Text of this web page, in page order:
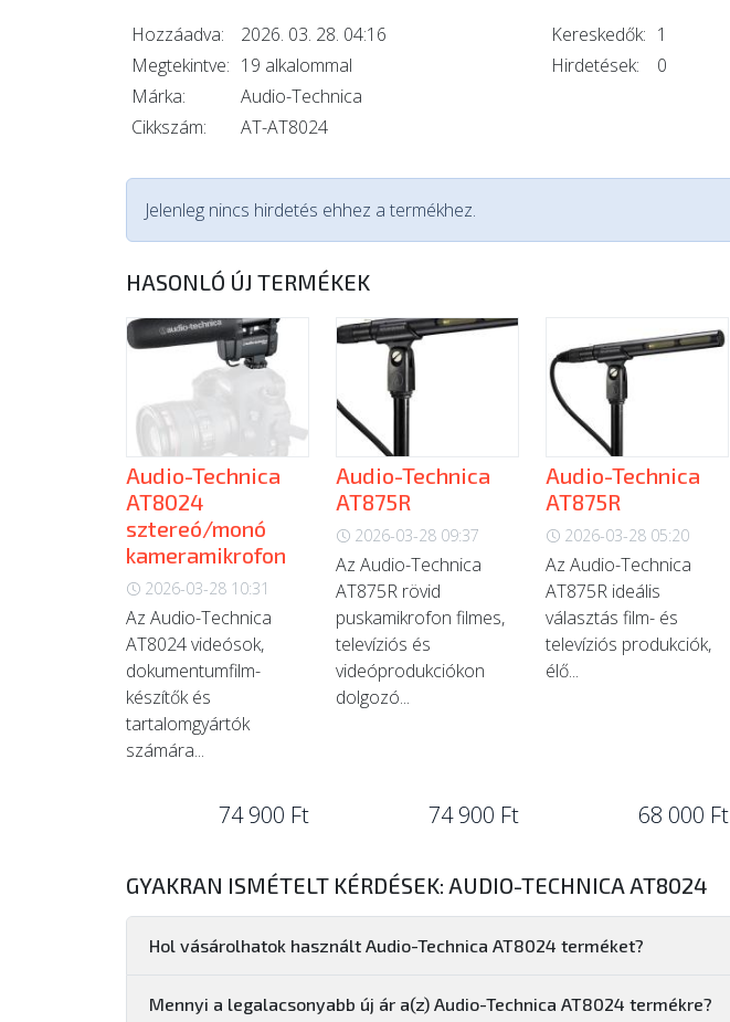
Hozzáadva:
2026. 03. 28. 04:16
Megtekintve: 19 alkalommal
Márka:
Audio-Technica
Cikkszám:
AT-AT8024
Kereskedők: 1
Hirdetések:
0
Jelenleg nincs hirdetés ehhez a termékhez.
HASONLÓ ÚJ TERMÉKEK
Audio-Technica
AT8024
sztereó/monó
kameramikrofon
2026-03-28 10:31
Az Audio-Technica
AT8024 videósok,
dokumentumfilm-
készítők és
tartalomgyártók
számára...
74 900 Ft
Audio-Technica
AT875R
2026-03-28 09:37
Az Audio-Technica
AT875R rövid
puskamikrofon filmes,
televíziós és
videóprodukciókon
dolgozó...
74 900 Ft
Audio-Technica
AT875R
2026-03-28 05:20
Az Audio-Technica
AT875R ideális
választás film- és
televíziós produkciók,
élő...
68 000 Ft
GYAKRAN ISMÉTELT KÉRDÉSEK: AUDIO-TECHNICA AT8024
Hol vásárolhatok használt Audio-Technica AT8024 terméket?
Mennyi a legalacsonyabb új ár a(z) Audio-Technica AT8024 termékre?